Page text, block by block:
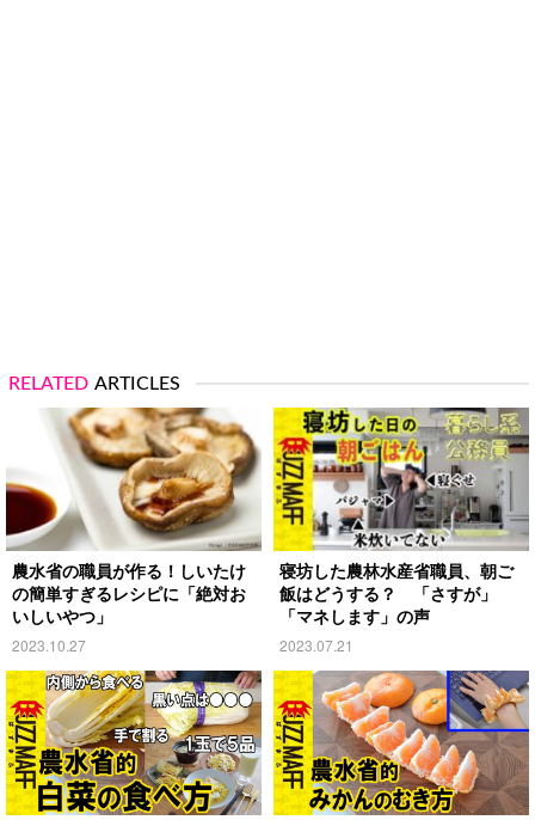
RELATED ARTICLES
農水省の職員が作る！しいたけ
の簡単すぎるレシピに「絶対お
いしいやつ」
2023.10.27
寝坊した農林水産省職員、朝ご
飯はどうする？ 「さすが」
「マネします」の声
2023.07.21